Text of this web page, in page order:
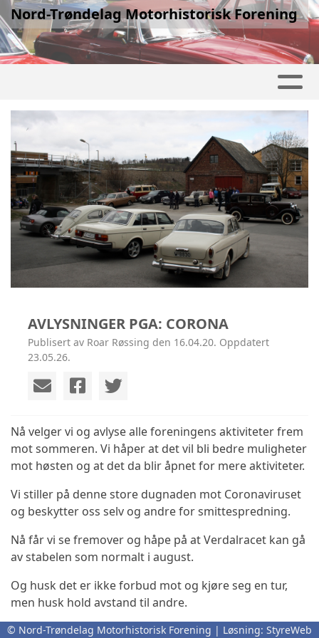
Nord-Trøndelag Motorhistorisk Forening
AVLYSNINGER PGA: CORONA
Publisert av Roar Røssing den 16.04.20. Oppdatert
23.05.26.
Nå velger vi og avlyse alle foreningens aktiviteter frem
mot sommeren. Vi håper at det vil bli bedre muligheter
mot høsten og at det da blir åpnet for mere aktiviteter.
Vi stiller på denne store dugnaden mot Coronaviruset
og beskytter oss selv og andre for smittespredning.
Nå får vi se fremover og håpe på at Verdalracet kan gå
av stabelen som normalt i august.
Og husk det er ikke forbud mot og kjøre seg en tur,
men husk hold avstand til andre.
Vi vil holdet dere oppdatert her på hjemmesida, sms
© Nord-Trøndelag Motorhistorisk Forening | Løsning: StyreWeb